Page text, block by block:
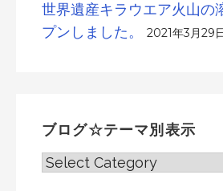
世界遺産キラウエア火山の
プンしました。
2021年3月29
ブログ☆テーマ別表示
ブ